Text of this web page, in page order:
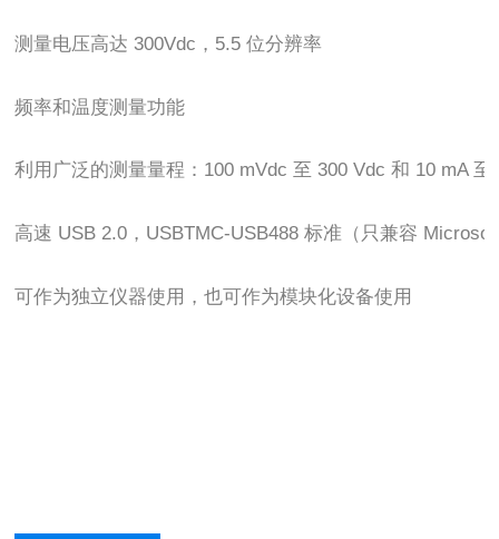
测量电压高达 300Vdc，5.5 位分辨率
频率和温度测量功能
利用广泛的测量量程：100 mVdc 至 300 Vdc 和 10 mA 至
高速 USB 2.0，USBTMC-USB488 标准（只兼容
可作为独立仪器使用，也可作为模块化设备使用